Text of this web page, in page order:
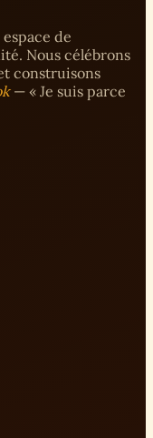
de
Nous célébrons
construisons
— « Je suis parce